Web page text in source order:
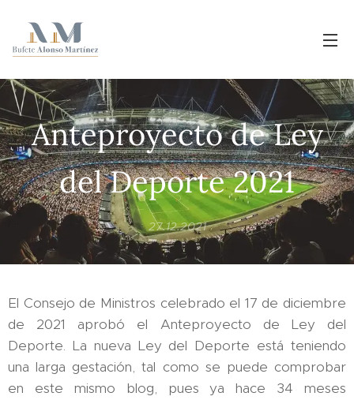
Anteproyecto de Ley
del Deporte 2021
27.12.2021
El Consejo de Ministros celebrado el 17 de diciembre
de 2021 aprobó el Anteproyecto de Ley del
Deporte. La nueva Ley del Deporte está teniendo
una larga gestación, tal como se puede comprobar
en este mismo blog, pues ya hace 34 meses